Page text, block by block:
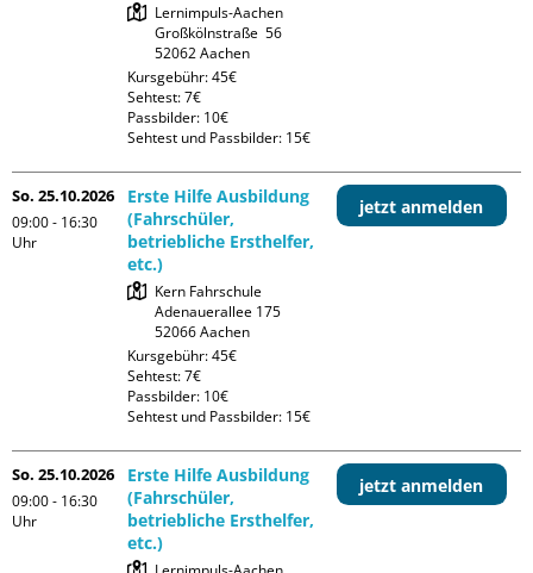
Lernimpuls-Aachen
Großkölnstraße  56
Kursgebühr: 45€
Sehtest: 7€
Passbilder: 10€
Sehtest und Passbilder: 15€
So. 25.10.2026
09:00 - 16:30
Uhr
Erste Hilfe Ausbildung
(Fahrschüler,
betriebliche Ersthelfer,
etc.)
Kern Fahrschule
Adenauerallee 175
Kursgebühr: 45€
Sehtest: 7€
Passbilder: 10€
Sehtest und Passbilder: 15€
jetzt anmelden
So. 25.10.2026
09:00 - 16:30
Uhr
Erste Hilfe Ausbildung
(Fahrschüler,
betriebliche Ersthelfer,
etc.)
jetzt anmelden